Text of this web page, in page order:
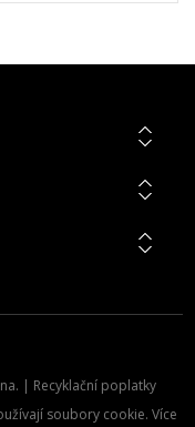
| Recyklační poplatky
soubory cookie. Více